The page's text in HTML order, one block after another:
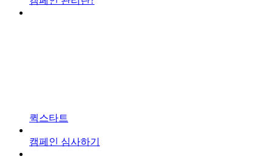
퀵스타트
캠페인 심사하기